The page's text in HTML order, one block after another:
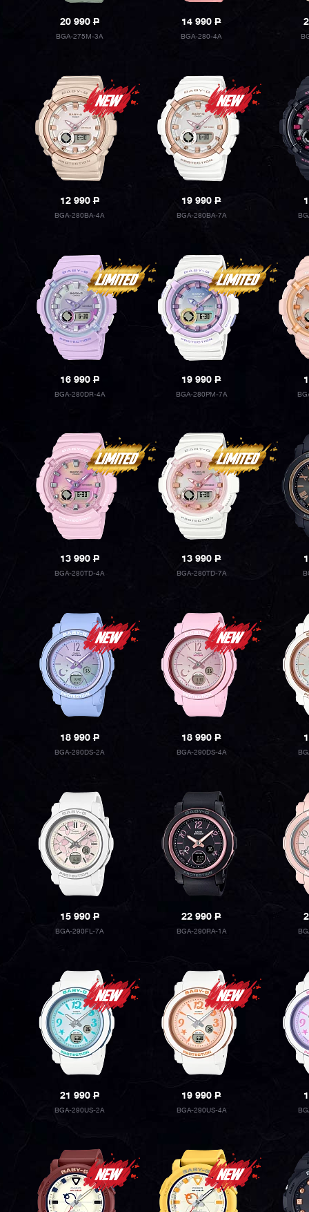
20 990P
BGA-275M-3A
14 990P
BGA-280-4A
12 990P
BGA-280BA-4A
19 990P
BGA-280BA-7A
16 990P
BGA-280DR-4A
19 990P
BGA-280PM-7A
13 990P
BGA-280TD-4A
13 990P
BGA-280TD-7A
18 990P
BGA-290DS-2A
18 990P
BGA-290DS-4A
15 990P
BGA-290FL-7A
22 990P
BGA-290RA-1A
21 990P
BGA-290US-2A
19 990P
BGA-290US-4A